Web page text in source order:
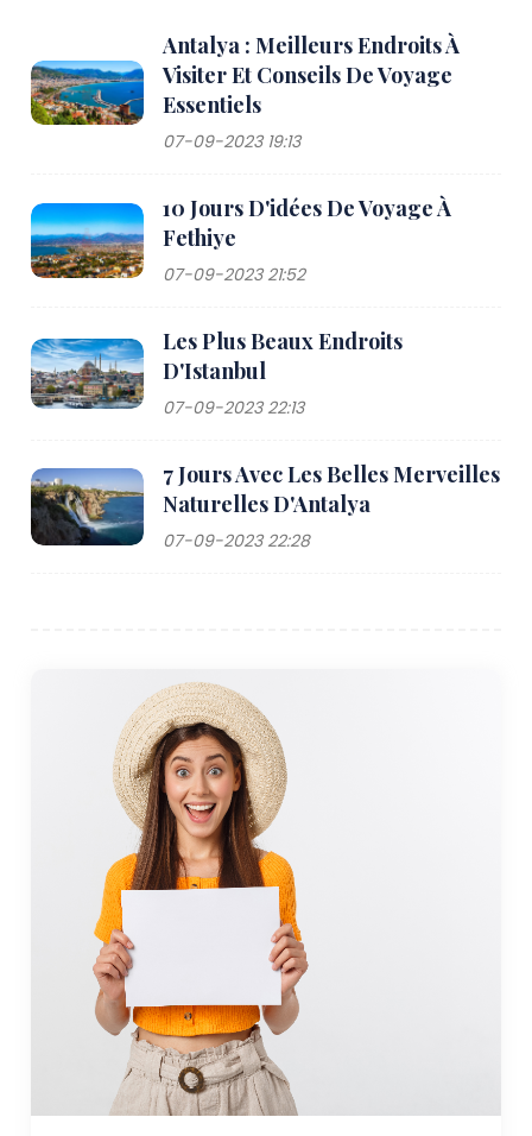
Antalya : Meilleurs Endroits À
Visiter Et Conseils De Voyage
Essentiels
07-09-2023 19:13
10 Jours D'idées De Voyage À
Fethiye
07-09-2023 21:52
Les Plus Beaux Endroits
D'Istanbul
07-09-2023 22:13
7 Jours Avec Les Belles Merveilles
Naturelles D'Antalya
07-09-2023 22:28